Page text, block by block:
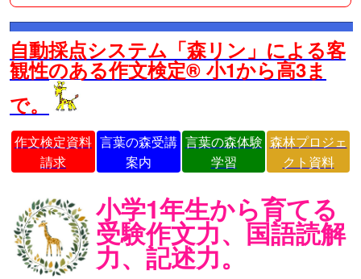
自動採点システム「森リン」による客
観性のある作文検定® 小1から高3ま
で。
作文検定資料
請求
言葉の森受講
案内
言葉の森体験
学習
森林プロジェ
クト資料
小学1年生から育てる
受験作文力、国語読解
力、記述力。